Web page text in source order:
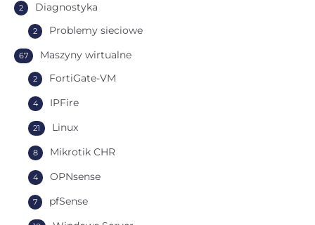
Diagnostyka
2
Problemy sieciowe
2
Maszyny wirtualne
67
FortiGate-VM
2
IPFire
4
Linux
21
Mikrotik CHR
8
OPNsense
4
pfSense
7